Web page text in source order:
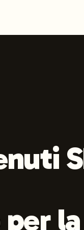
Automated
la